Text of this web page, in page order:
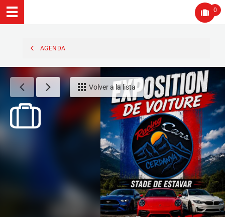
0
AGENDA
Volver a la lista